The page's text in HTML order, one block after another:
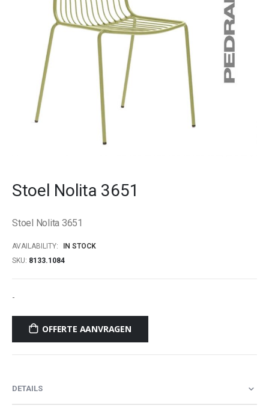
the
the
gallery
Stoel Nolita 3651
Stoel Nolita 3651
AVAILABILITY:
IN STOCK
SKU 8133.1084
-
OFFERTE AANVRAGEN
DETAILS